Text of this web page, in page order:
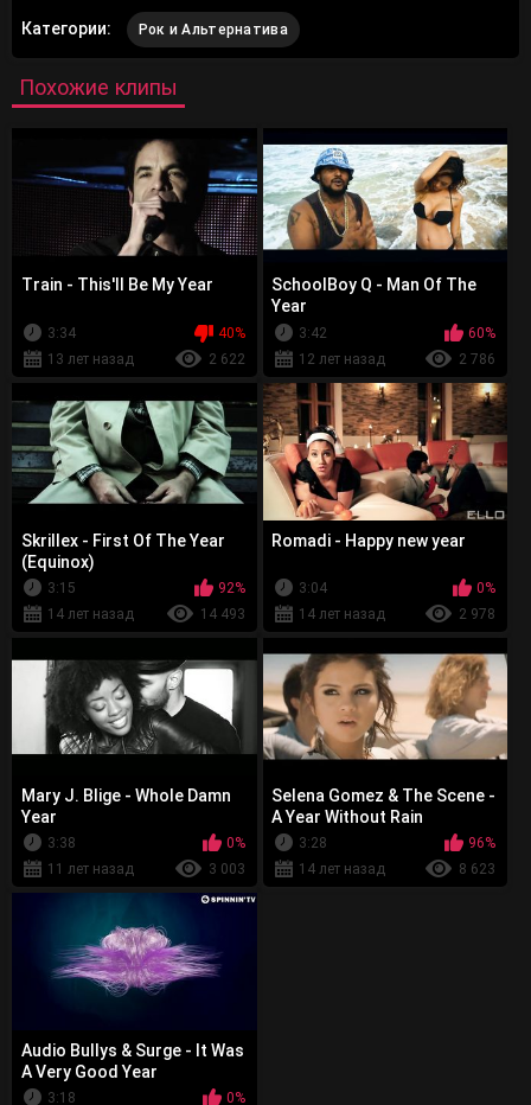
Категории: Рок и Альтернатива
Похожие клипы
Train - This'll Be My Year
3:34
40%
13 лет назад
2 622
SchoolBoy Q - Man Of The
Year
3:42
60%
12 лет назад
2 786
Skrillex - First Of The Year
(Equinox)
3:15
92%
14 лет назад
14 493
Romadi - Happy new year
3:04
0%
14 лет назад
2 978
Mary J. Blige - Whole Damn
Year
3:38
0%
11 лет назад
3 003
Selena Gomez & The Scene -
A Year Without Rain
3:28
96%
14 лет назад
8 623
Audio Bullys & Surge - It Was
A Very Good Year
3:18 0%